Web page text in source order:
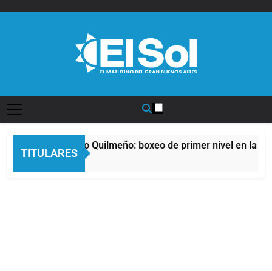
TITULARES
del Afro Quilmeño: boxeo de primer nivel en la sede
Atrás